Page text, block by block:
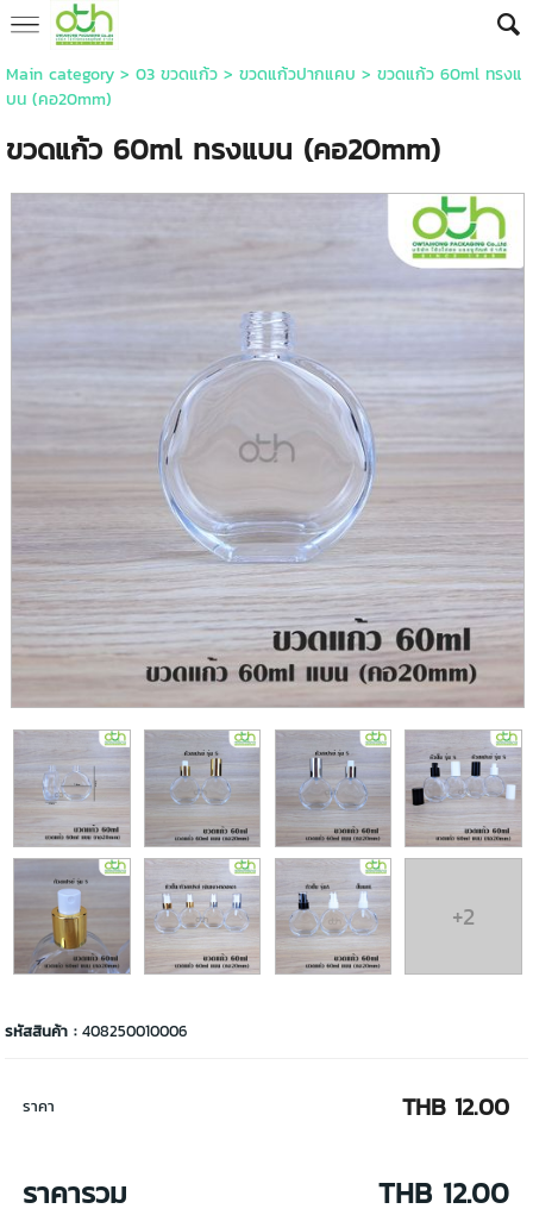
Main category> 03 ขวดแก้ว> ขวดแก้วปากแคบ > ขวดแก้ว 60ml ทรงแ
บน (คอ20mm)
ขวดแก้ว 60ml ทรงแบน (คอ20mm)
+2
รหัสสินค้า :408250010006
ราคา THB 12.00
ราคารวม THB 12.00